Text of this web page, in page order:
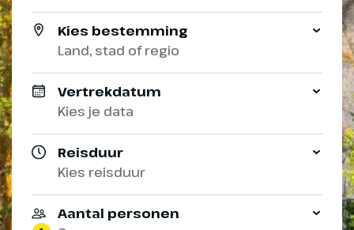
Kies bestemming
Land, stad of regio
Vertrekdatum
Kies je data
Reisduur
Kies reisduur
Aantal personen